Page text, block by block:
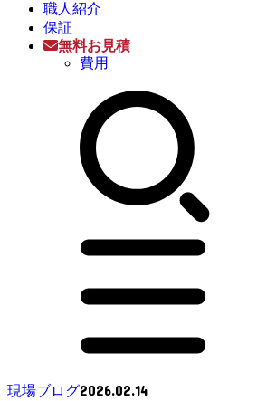
職人紹介
保証
無料お見積
費用
現場ブログ2026.02.14